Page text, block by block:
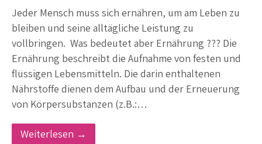
Jeder Mensch muss sich ernähren, um am Leben zu
bleiben und seine alltägliche Leistung zu
vollbringen. Was bedeutet aber Ernährung ??? Die
Ernährung beschreibt die Aufnahme von festen und
flüssigen Lebensmitteln. Die darin enthaltenen
Nährstoffe dienen dem Aufbau und der Erneuerung
von Körpersubstanzen (z.B.:…
Weiterlesen →